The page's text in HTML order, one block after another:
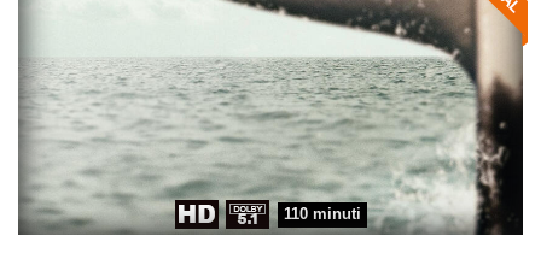
110 minuti